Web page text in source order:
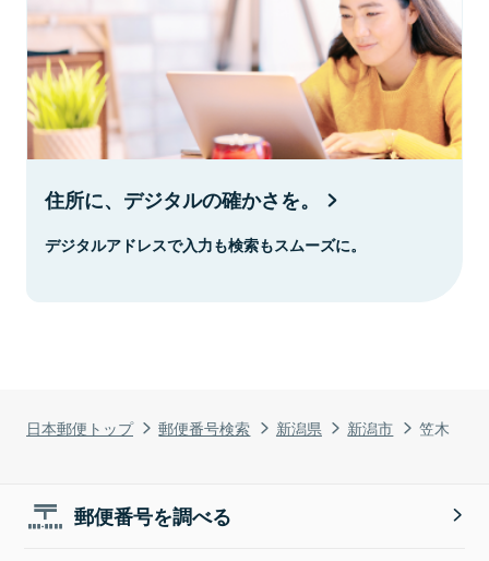
日本郵便トップ 郵便番号検索 新潟県 新潟市 笠木
住所に、デジタルの確かさを。
デジタルアドレスで入力も検索もスムーズに。
郵便番号を調べる